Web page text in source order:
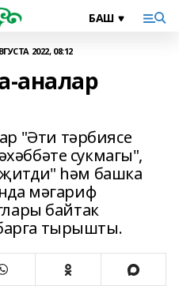
2022, 08:12
аналар
"Әти тәрбиясе
сукмагы",
җитди" һәм башка
мәгариф
байтак
тырышты.